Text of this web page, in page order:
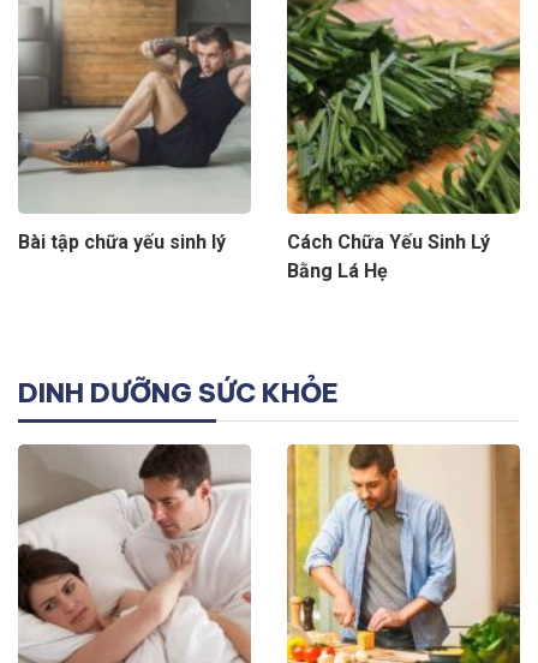
Bài tập chữa yếu sinh lý
Cách Chữa Yếu Sinh Lý
Bằng Lá Hẹ
DINH DƯỠNG SỨC KHỎE